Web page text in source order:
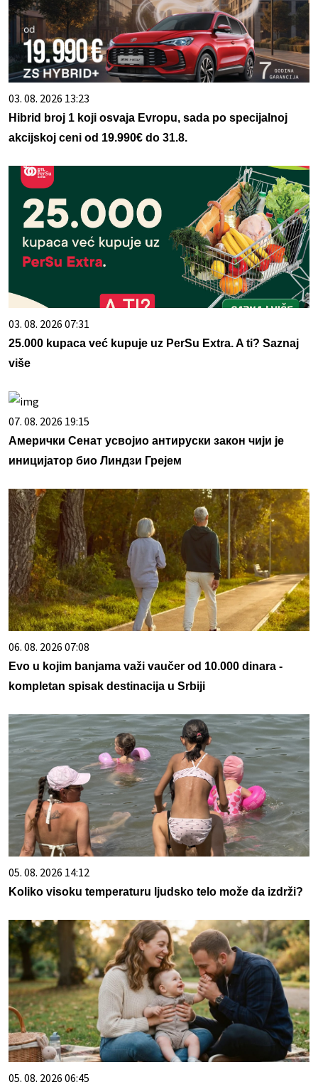
03. 08. 2026 13:23
Hibrid broj 1 koji osvaja Evropu, sada po specijalnoj
akcijskoj ceni od 19.990€ do 31.8.
03. 08. 2026 07:31
25.000 kupaca već kupuje uz PerSu Extra. A ti? Saznaj
više
07. 08. 2026 19:15
Амерички Сенат усвојио антируски закон чији је
иницијатор био Линдзи Грејем
06. 08. 2026 07:08
Evo u kojim banjama važi vaučer od 10.000 dinara -
kompletan spisak destinacija u Srbiji
05. 08. 2026 14:12
Koliko visoku temperaturu ljudsko telo može da izdrži?
05. 08. 2026 06:45